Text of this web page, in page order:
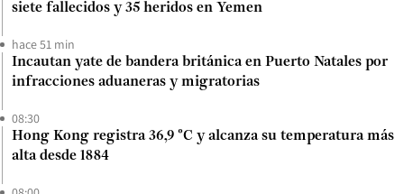
siete fallecidos y 35 heridos en Yemen
hace 51 min
Incautan yate de bandera británica en Puerto Natales por
infracciones aduaneras y migratorias
08:30
Hong Kong registra 36,9 °C y alcanza su temperatura más
alta desde 1884